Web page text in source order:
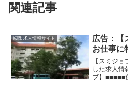
関連記事
転職 求人情報サイト
広告：【
お仕事に
【スミジ
した求人情
ブ】■■■■■